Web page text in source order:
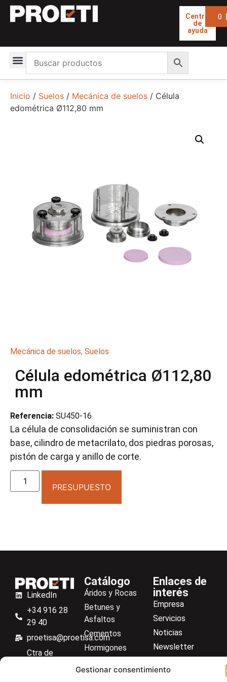
Gestionar consentimiento
Centro
de
ayuda
0
Inicio / Suelos / Mecánica de suelos / Célula
edométrica Ø112,80 mm
Mecánica de suelos, Suelos
Célula edométrica Ø112,80
mm
Referencia: SU450-16
La célula de consolidación se suministran con
base, cilindro de metacrilato, dos piedras porosas,
pistón de carga y anillo de corte.
PRESUPUESTO
LinkedIn
+34 916 28
29 40
proetisa@proetisa.com
Ctra de
Catálogo
Áridos y Rocas
Betunes y
Asfaltos
Cementos
Hormigones
Enlaces de
interés
Empresa
Servicios
Noticias
Newsletter
Contacto